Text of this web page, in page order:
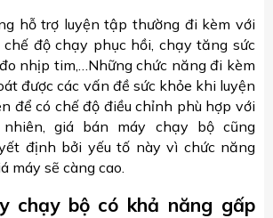
hỗ trợ luyện tập thường đi kèm với
độ chạy phục hồi, chạy tăng sức
nhịp tim,…Những chức năng đi kèm
được các vấn đề sức khỏe khi luyện
để có chế độ điều chỉnh phù hợp với
giá bán máy chạy bộ cũng
định bởi yếu tố này vì chức năng
máy sẽ càng cao.
chạy bộ có khả năng gấp